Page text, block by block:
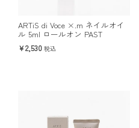
ARTiS di Voce ×.m ネイルオイ
ル 5ml ロールオン PAST
2,530 税込